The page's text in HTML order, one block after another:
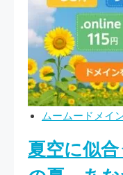
補
助
金
活
用
無
個
イ
ト
の
安
全
を
料
で
ムームードメイ
夏空に似